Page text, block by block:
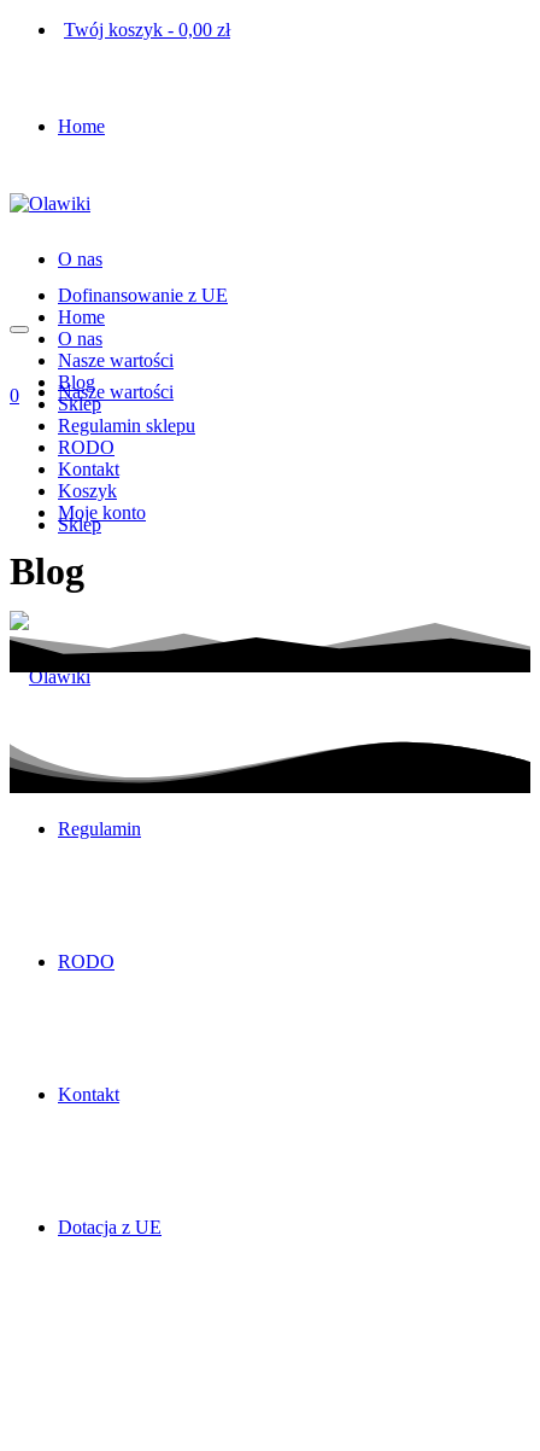
Twój koszyk - 0,00 zł
Home
O nas
Nasze wartości
Sklep
Regulamin
RODO
Kontakt
Dotacja z UE
0
Dofinansowanie z UE
Home
O nas
Nasze wartości
Blog
Sklep
Regulamin sklepu
RODO
Kontakt
Koszyk
Moje konto
Blog